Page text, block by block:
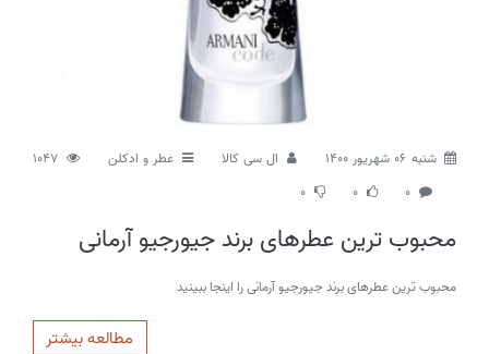
شنبه 06 شهریور 1400 ال سی کالا عطر و ادکلن
1047
0
0
0
محبوب ترین عطرهای برند جیورجیو آرمانی
محبوب ترین عطرهای برند جیورجیو آرمانی را اینجا ببینید
مطالعه بیشتر